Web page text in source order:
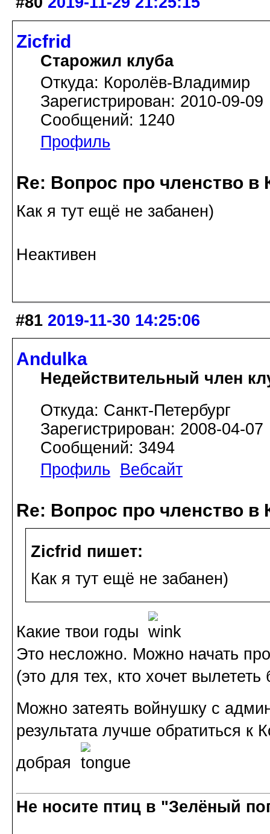
Zicfrid
Старожил клуба
Откуда: Королёв-Владимир
Зарегистрирован: 2010-09-09
Сообщений: 1240
Профиль
Re: Вопрос про членство в
Как я тут ещё не забанен)
Неактивен
#81 2019-11-30 14:25:06
Andulka
Недействительный член
Откуда: Санкт-Петербург
Зарегистрирован: 2008-04-07
Сообщений: 3494
Профиль
Вебсайт
Re: Вопрос про членство в
Zicfrid пишет:
Как я тут ещё не забанен)
Какие твои годы
Это несложно. Можно начать
(это для тех, кто хочет
Можно затеять войнушку с
результата лучше обратиться
добрая
Не носите птиц в "Зелёный